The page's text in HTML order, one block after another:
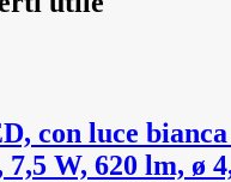
con luce
7,5 W, 620 lm, ø